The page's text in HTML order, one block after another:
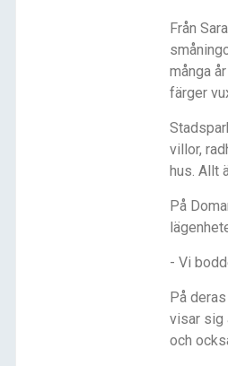
Från
små
många å
färger v
villor,
hus. Allt
På
- Vi
På
visar sig
och